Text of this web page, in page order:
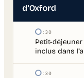
d'Oxford
08:30
Petit-
inclus dans
09:30